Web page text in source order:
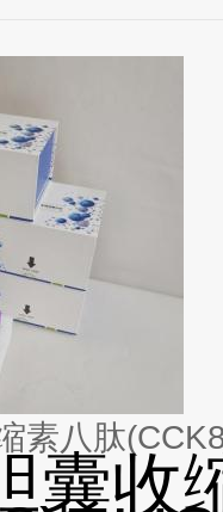
素八肽
囊收